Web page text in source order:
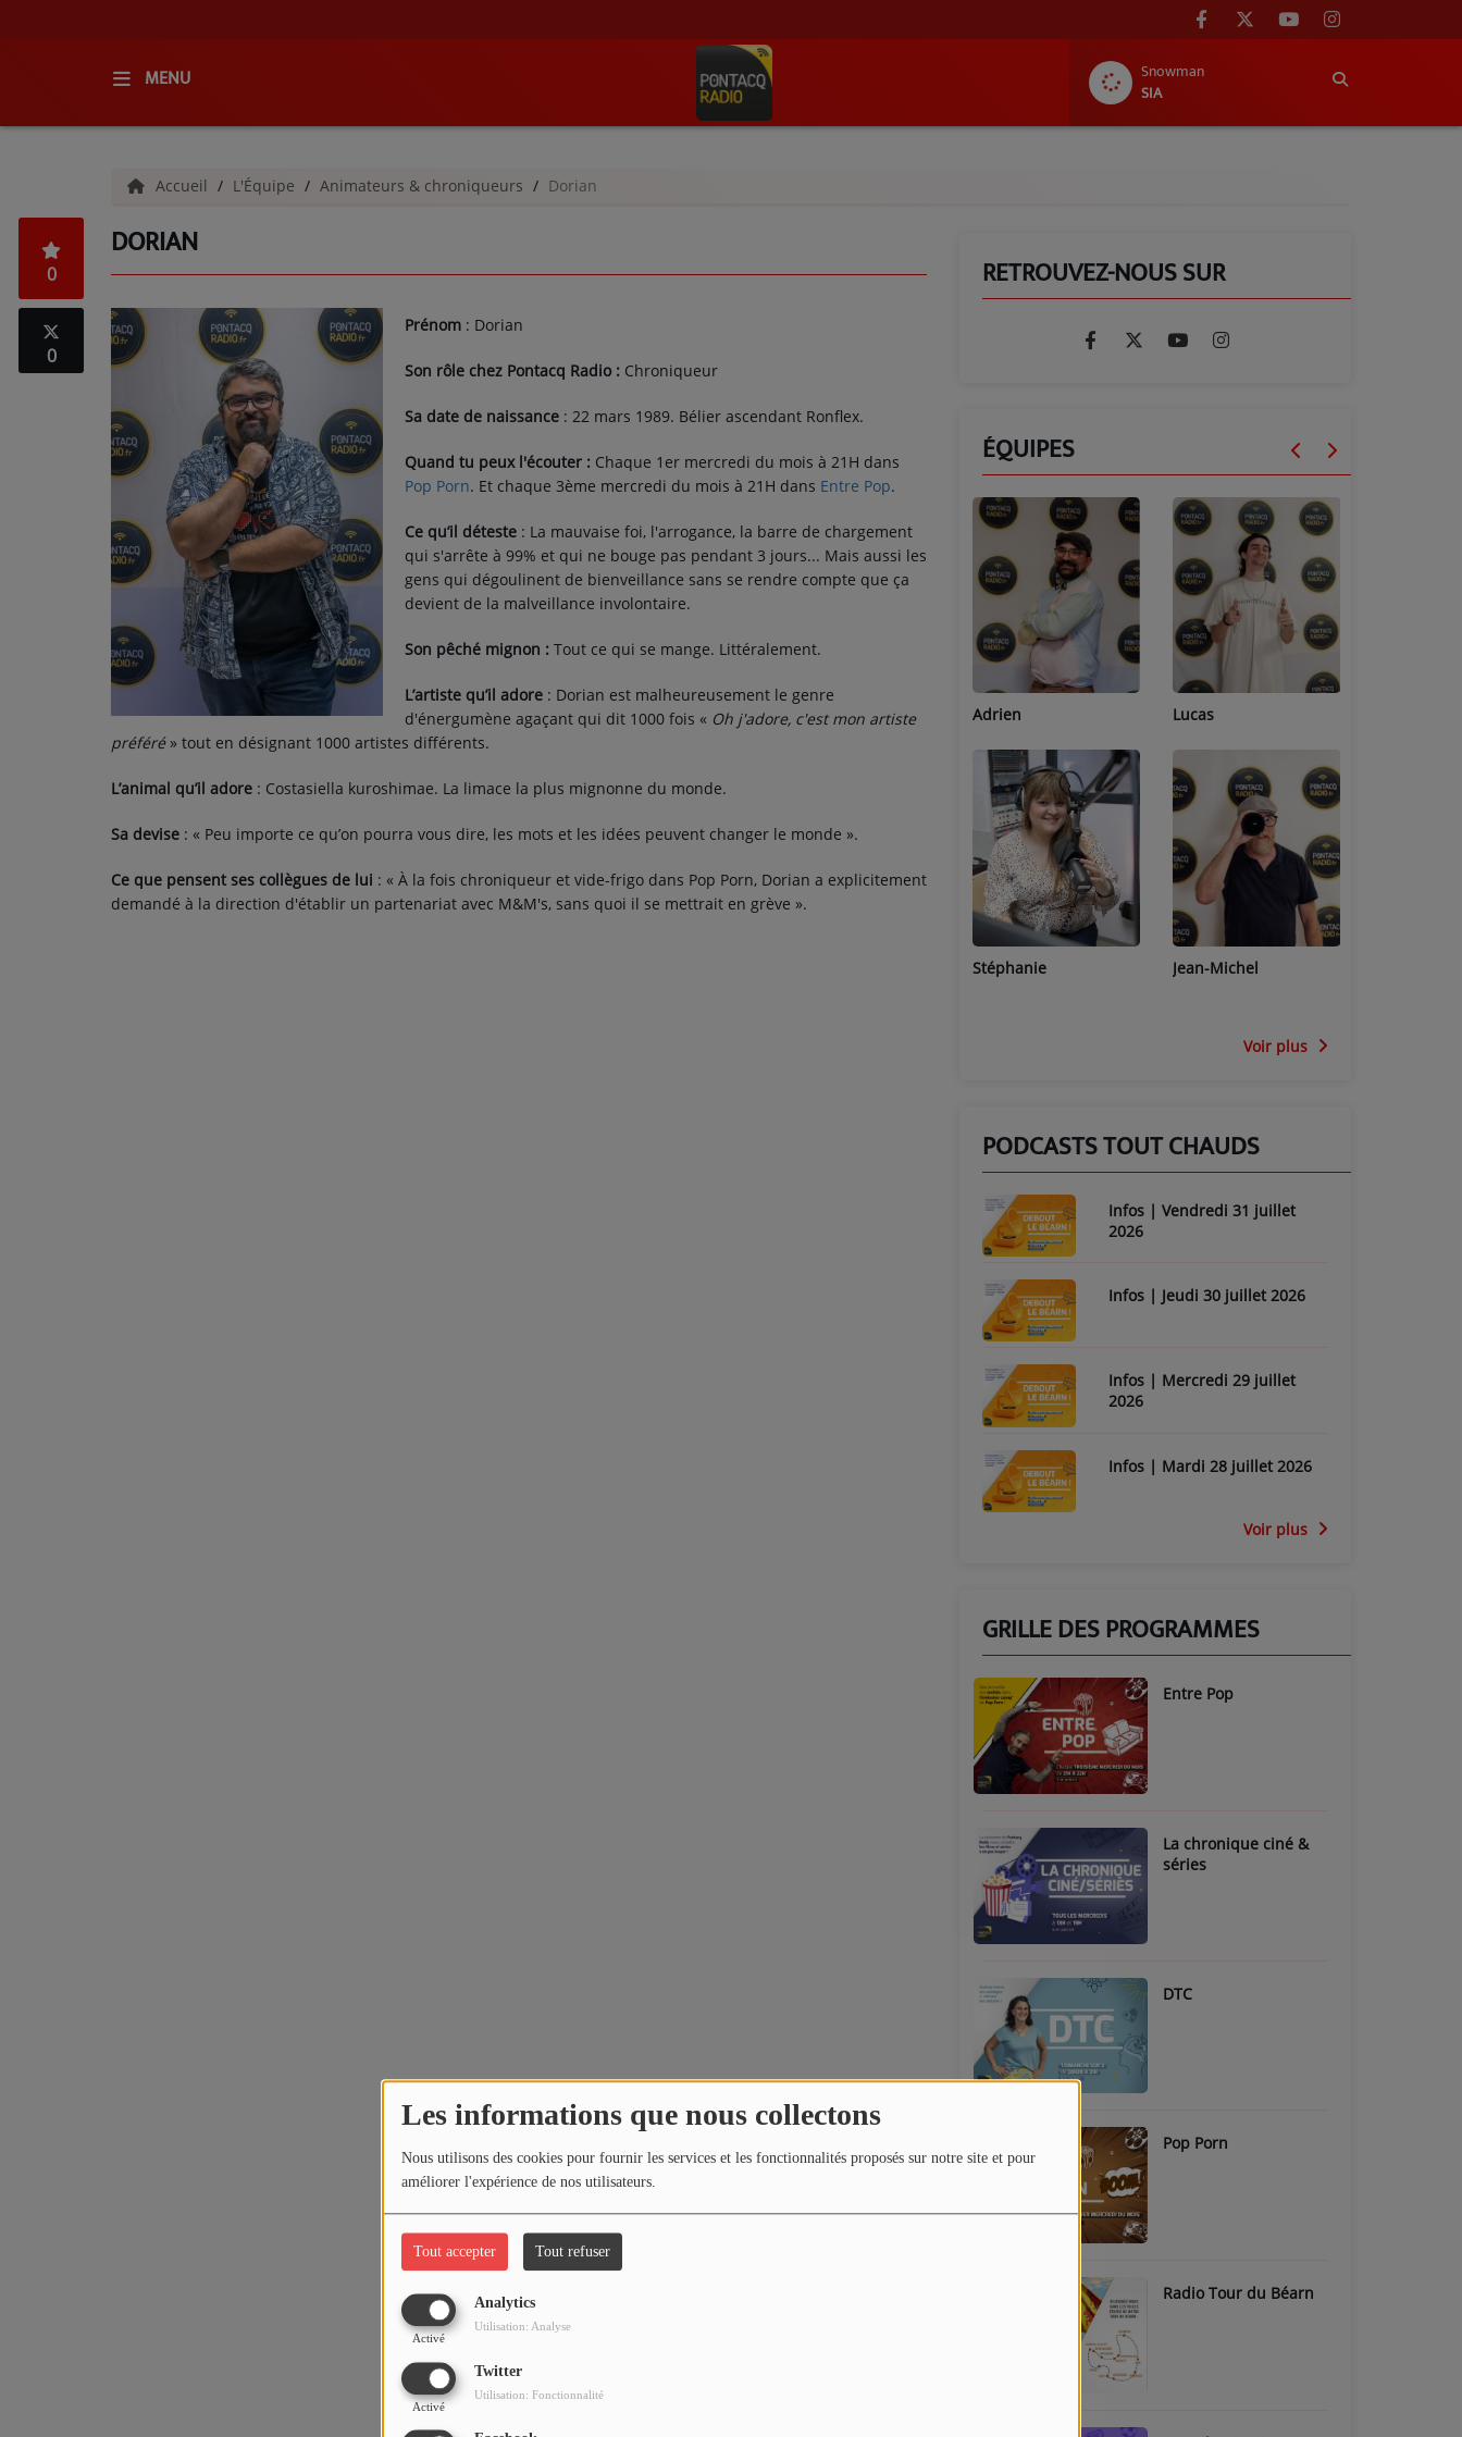
Les informations que nous collectons
Nous utilisons des cookies pour fournir les services et les fonctionnalités proposés sur notre site et pour
améliorer l'expérience de nos utilisateurs.
Tout accepter Tout refuser
Analytics
Activé
Utilisation: Analyse
Twitter
Activé
Utilisation: Fonctionnalité
MENU
Snowman
SIA
QUI SOMMES-NOUS ?
GRILLE DES PROGRAMMES
C'ÉTAIT QUOI CE TITRE ?
PODCASTS - SAISON 2026/2027
NOS PROGRAMMES COURTS
ARCHIVES - SAISONS PASSÉES
VOS ÉMISSIONS EN IMAGES
ÉDUCATION AUX MÉDIAS ET À
L'INFORMATION
Accueil L'Équipe Animateurs & chroniqueurs Dorian
DORIAN
0
0
Prénom : Dorian
Son rôle chez Pontacq Radio : Chroniqueur
Sa date de naissance : 22 mars 1989. Bélier ascendant Ronflex.
Quand tu peux l'écouter : Chaque 1er mercredi du mois à 21H dans
Pop Porn. Et chaque 3ème mercredi du mois à 21H dans Entre Pop.
Ce qu’il déteste : La mauvaise foi, l'arrogance, la barre de chargement
qui s'arrête à 99% et qui ne bouge pas pendant 3 jours... Mais aussi les
gens qui dégoulinent de bienveillance sans se rendre compte que ça
devient de la malveillance involontaire.
Son pêché mignon : Tout ce qui se mange. Littéralement.
L’artiste qu’il adore : Dorian est malheureusement le genre
d'énergumène agaçant qui dit 1000 fois « Oh j'adore, c'est mon artiste
préféré» tout en désignant 1000 artistes différents.
L’animal qu’il adore : Costasiella kuroshimae. La limace la plus mignonne du monde.
Sa devise : « Peu importe ce qu’on pourra vous dire, les mots et les idées peuvent changer le monde ».
Ce que pensent ses collègues de lui : « À la fois chroniqueur et vide-frigo dans Pop Porn, Dorian a explicitement
demandé à la direction d'établir un partenariat avec M&M's, sans quoi il se mettrait en grève ».
RETROUVEZ-NOUS SUR
ÉQUIPES
Marion Adrien
Stéphanie
Lucas
Jean-Michel
Voir plus
PODCASTS TOUT CHAUDS
Infos | Vendredi 31 juillet
2026
Infos | Jeudi 30 juillet 2026
Infos | Mercredi 29 juillet
2026
Infos | Mardi 28 juillet 2026
Voir plus
GRILLE DES PROGRAMMES
Entre Pop
La chronique ciné &
séries
DTC
Pop Porn
Radio Tour du Béarn